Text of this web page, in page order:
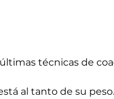
técnicas de
al tanto de su peso.